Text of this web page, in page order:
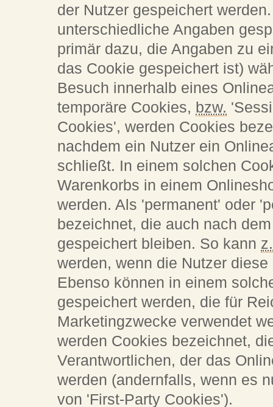
der Nutzer gespeichert
unterschiedliche Angaben
primär dazu, die Angaben zu
das Cookie gespeichert ist)
Besuch innerhalb eines
temporäre Cookies, bzw.
Cookies', werden Cookies
nachdem ein Nutzer ein
schließt. In einem solchen
Warenkorbs in einem
werden. Als 'permanent' oder
bezeichnet, die auch nach
gespeichert bleiben. So kann
werden, wenn die Nutzer
Ebenso können in einem
gespeichert werden, die für
Marketingzwecke verwendet
werden Cookies bezeichnet,
Verantwortlichen, der das
werden (andernfalls, wenn es
von 'First-Party Cookies').